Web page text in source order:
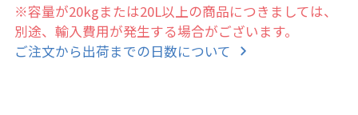
※容量が20kgまたは20L以上の商品につきましては、
別途、輸入費用が発生する場合がございます。
ご注文から出荷までの日数について